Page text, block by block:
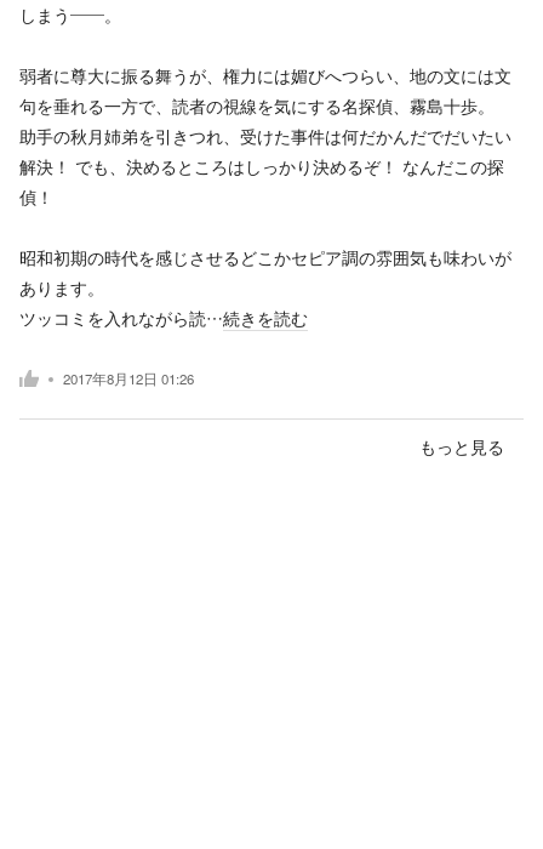
しまう――。
弱者に尊大に振る舞うが、権力には媚びへつらい、地の文には文
句を垂れる一方で、読者の視線を気にする名探偵、霧島十歩。
助手の秋月姉弟を引きつれ、受けた事件は何だかんだでだいたい
解決！ でも、決めるところはしっかり決めるぞ！ なんだこの探
偵！
昭和初期の時代を感じさせるどこかセピア調の雰囲気も味わいが
あります。
ツッコミを入れながら読…続きを読む
2017年8月12日 01:26
もっと見る